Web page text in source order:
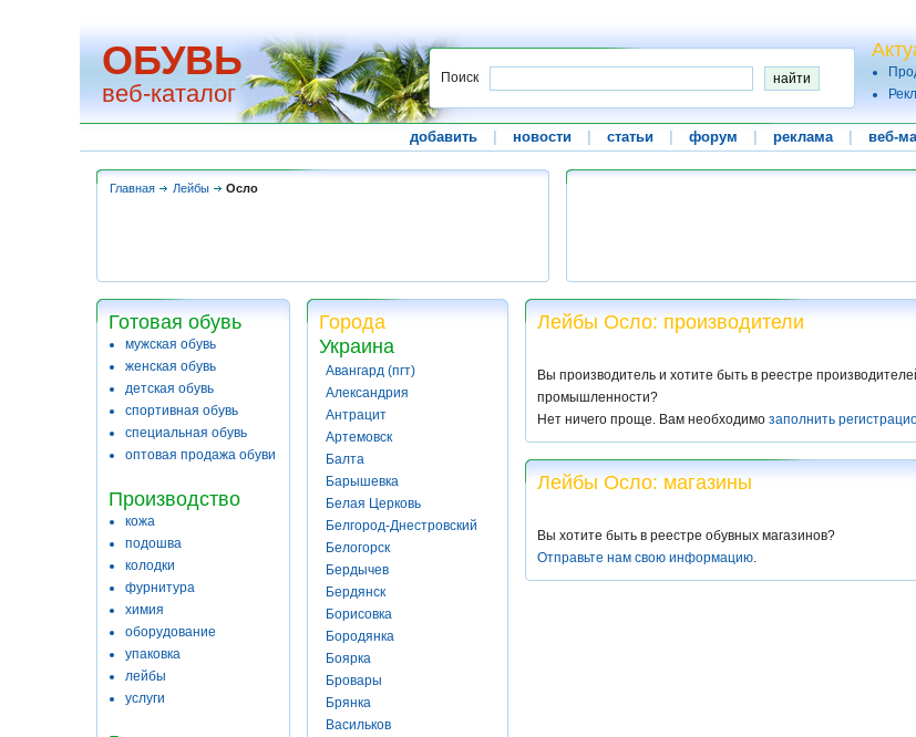
ОБУВЬ
веб-каталог
Поиск
добавить новости статьи форум реклама веб-
Главная Лейбы Осло
Готовая обувь
мужская обувь
женская обувь
детская обувь
спортивная обувь
специальная обувь
оптовая продажа обуви
Производство
кожа
подошва
колодки
фурнитура
химия
оборудование
упаковка
лейбы
услуги
Города
Украина
Авангард (пгт)
Александрия
Антрацит
Артемовск
Балта
Барышевка
Белая Церковь
Белгород-Днестровский
Белогорск
Бердычев
Бердянск
Борисовка
Бородянка
Боярка
Бровары
Брянка
Васильков
Лейбы Осло: производители
Вы производитель и хотите быть в реестре
промышленности?
Нет ничего проще. Вам необходимо заполнить
Лейбы Осло: магазины
Вы хотите быть в реестре обувных магазинов?
Отправьте нам свою информацию.